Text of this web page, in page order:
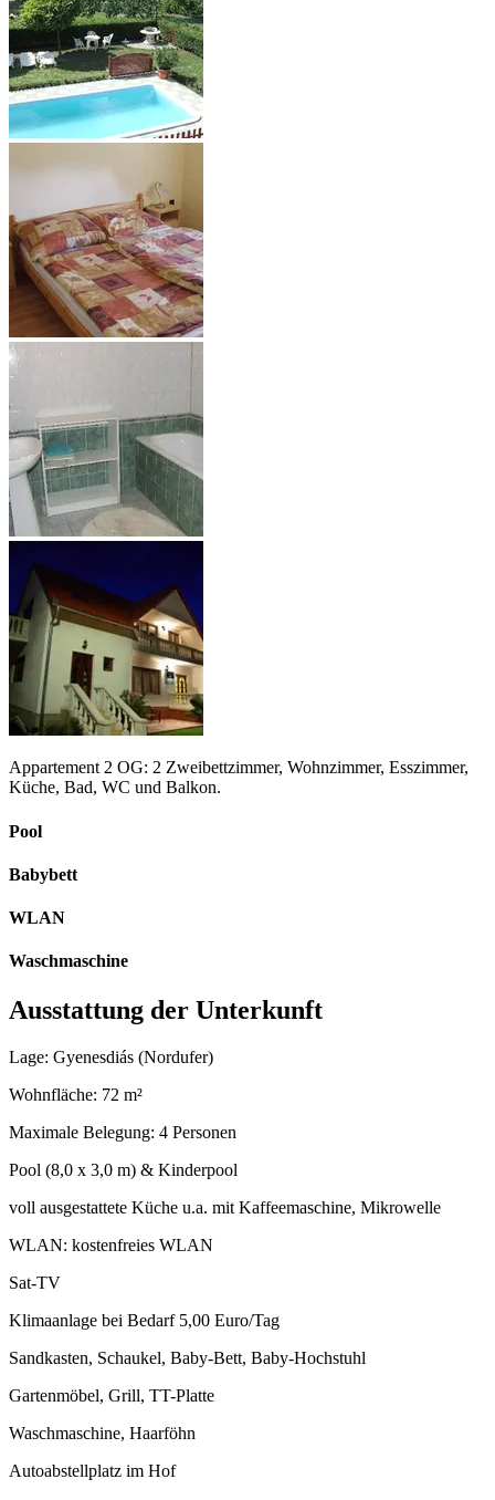
Appartement 2 OG: 2 Zweibettzimmer, Wohnzimmer, Esszimmer,
Küche, Bad, WC und Balkon.
Pool
Babybett
WLAN
Waschmaschine
Ausstattung der Unterkunft
Lage: Gyenesdiás (Nordufer)
Wohnfläche: 72 m²
Maximale Belegung: 4 Personen
Pool (8,0 x 3,0 m) & Kinderpool
voll ausgestattete Küche u.a. mit Kaffeemaschine, Mikrowelle
WLAN: kostenfreies WLAN
Sat-TV
Klimaanlage bei Bedarf 5,00 Euro/Tag
Sandkasten, Schaukel, Baby-Bett, Baby-Hochstuhl
Gartenmöbel, Grill, TT-Platte
Waschmaschine, Haarföhn
Autoabstellplatz im Hof